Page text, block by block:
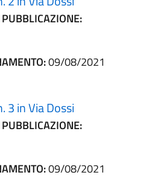
09/08/2021
3 in Via Dossi
09/08/2021